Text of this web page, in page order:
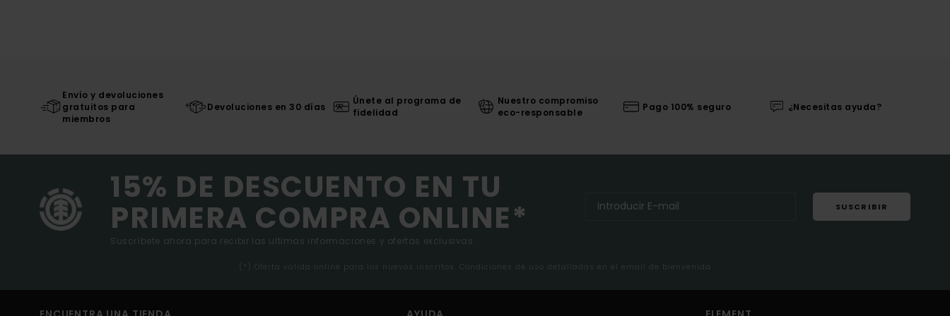
Envío y devoluciones
gratuitos para
miembros
Devoluciones en 30 días
Únete al programa de
fidelidad
Nuestro compromiso
eco-responsable
Pago 100% seguro ¿Necesitas ayuda?
15% DE DESCUENTO EN TU
PRIMERA COMPRA ONLINE*
Suscríbete ahora para recibir las ultimas informaciones y ofertas exclusivas.
SUSCRIBIR
(*) Oferta valida online para los nuevos inscritos. Condiciones de uso detalladas en el email de bienvenida